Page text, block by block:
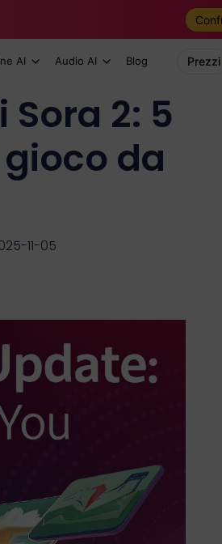
AI Audio AI Blog Prezzi
2: 5
da
11-05